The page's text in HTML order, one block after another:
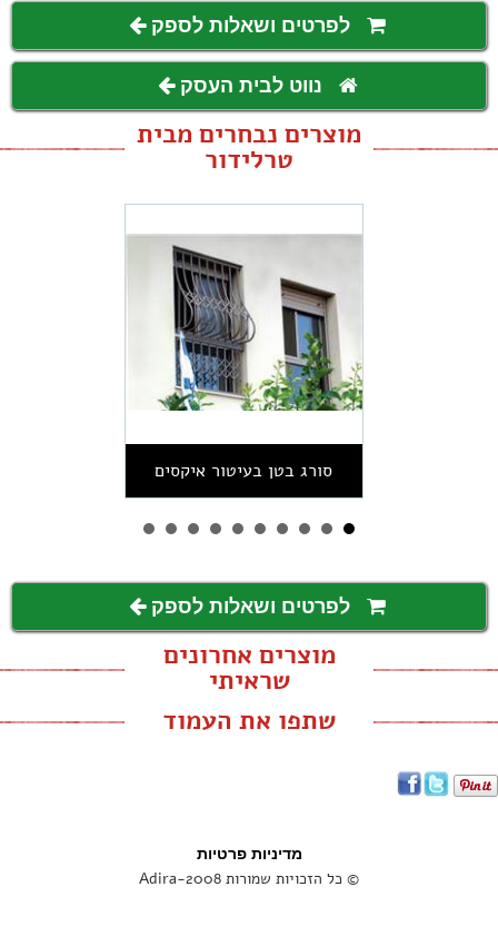
לפרטים ושאלות לספק
נווט לבית העסק
מוצרים נבחרים מבית
טרלידור
סורג בטן בעיטור איקסים
לפרטים ושאלות לספק
מוצרים אחרונים
שראיתי
שתפו את העמוד
מדיניות פרטיות
© כל הזכויות שמורות Adira-2008